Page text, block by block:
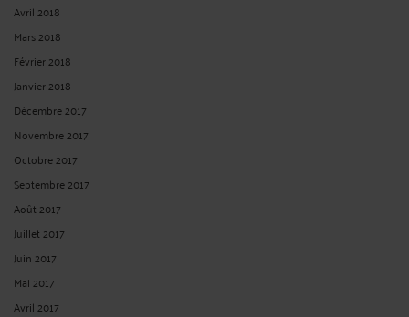
Avril 2018
Mars 2018
Février 2018
Janvier 2018
Décembre 2017
Novembre 2017
Octobre 2017
Septembre 2017
Août 2017
Juillet 2017
Juin 2017
Mai 2017
Avril 2017